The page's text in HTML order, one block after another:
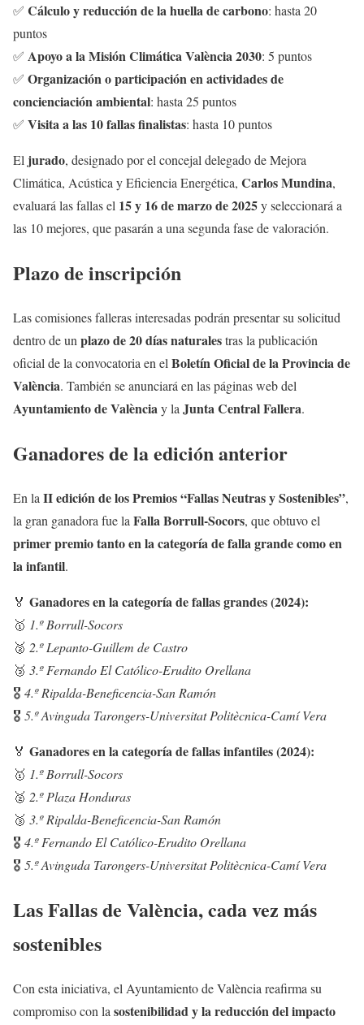
✅ Cálculo y reducción de la huella de carbono: hasta 20
puntos
✅ Apoyo a la Misión Climática València 2030: 5 puntos
✅ Organización o participación en actividades de
concienciación ambiental: hasta 25 puntos
✅ Visita a las 10 fallas finalistas: hasta 10 puntos
El jurado, designado por el concejal delegado de Mejora
Climática, Acústica y Eficiencia Energética, Carlos Mundina,
evaluará las fallas el 15 y 16 de marzo de 2025y seleccionará a
las 10 mejores, que pasarán a una segunda fase de valoración.
Plazo de inscripción
Las comisiones falleras interesadas podrán presentar su solicitud
dentro de un plazo de 20 días naturalestras la publicación
oficial de la convocatoria en el Boletín Oficial de la Provincia de
València. También se anunciará en las páginas web del
Ayuntamiento de Valènciay la Junta Central Fallera.
Ganadores de la edición anterior
En la II edición de los Premios “Fallas Neutras y Sostenibles”,
la gran ganadora fue la Falla Borrull-Socors, que obtuvo el
primer premio tanto en la categoría de falla grande como en
la infantil.
🏅 Ganadores en la categoría de fallas grandes (2024):
🥇 1.º Borrull-Socors
🥈 2.º Lepanto-Guillem de Castro
🥉 3.º Fernando El Católico-Erudito Orellana
🎖️ 4.º Ripalda-Beneficencia-San Ramón
🎖️ 5.º Avinguda Tarongers-Universitat Politècnica-Camí Vera
🏅 Ganadores en la categoría de fallas infantiles (2024):
🥇 1.º Borrull-Socors
🥈 2.º Plaza Honduras
🥉 3.º Ripalda-Beneficencia-San Ramón
🎖️ 4.º Fernando El Católico-Erudito Orellana
🎖️ 5.º Avinguda Tarongers-Universitat Politècnica-Camí Vera
Las Fallas de València, cada vez más
sostenibles
Con esta iniciativa, el Ayuntamiento de València reafirma su
compromiso con la sostenibilidad y la reducción del impacto